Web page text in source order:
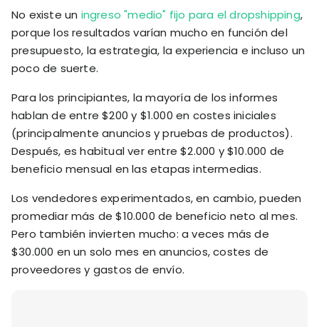
No existe un ingreso "medio" fijo para el dropshipping,
porque los resultados varían mucho en función del
presupuesto, la estrategia, la experiencia e incluso un
poco de suerte.
Para los principiantes, la mayoría de los informes
hablan de entre $200 y $1.000 en costes iniciales
(principalmente anuncios y pruebas de productos).
Después, es habitual ver entre $2.000 y $10.000 de
beneficio mensual en las etapas intermedias.
Los vendedores experimentados, en cambio, pueden
promediar más de $10.000 de beneficio neto al mes.
Pero también invierten mucho: a veces más de
$30.000 en un solo mes en anuncios, costes de
proveedores y gastos de envío.